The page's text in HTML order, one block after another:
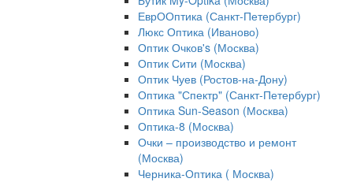
ЕврООптика (Санкт-Петербург)
Люкс Оптика (Иваново)
Оптик Очков's (Москва)
Оптик Сити (Москва)
Оптик Чуев (Ростов-на-Дону)
Оптика "Спектр" (Санкт-Петербург)
Оптика Sun-Season (Москва)
Оптика-8 (Москва)
Очки – производство и ремонт
(Москва)
Черника-Оптика ( Москва)